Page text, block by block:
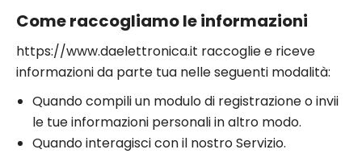
Come raccogliamo le informazioni
https://www.daelettronica.it raccoglie e riceve
informazioni da parte tua nelle seguenti modalità:
Quando compili un modulo di registrazione o invii
le tue informazioni personali in altro modo.
Quando interagisci con il nostro Servizio.